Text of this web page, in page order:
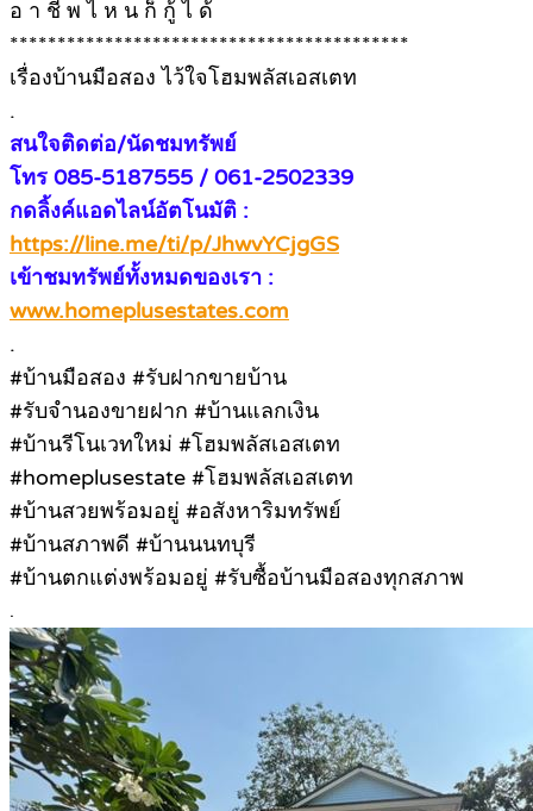
อ า ชี พ ไ ห น ก็ กู้ ไ ด้
******************************************
เรื่องบ้านมือสอง ไว้ใจโฮมพลัสเอสเตท
.
สนใจติดต่อ/นัดชมทรัพย์
โทร 085-5187555 / 061-2502339
กดลิ้งค์แอดไลน์อัตโนมัติ :
https://line.me/ti/p/JhwvYCjgGS
เข้าชมทรัพย์ทั้งหมดของเรา :
www.homeplusestates.com
.
#บ้านมือสอง #รับฝากขายบ้าน
#รับจำนองขายฝาก #บ้านแลกเงิน
#บ้านรีโนเวทใหม่ #โฮมพลัสเอสเตท
#homeplusestate #โฮมพลัสเอสเตท
#บ้านสวยพร้อมอยู่ #อสังหาริมทรัพย์
#บ้านสภาพดี #บ้านนนทบุรี
#บ้านตกแต่งพร้อมอยู่ #รับซื้อบ้านมือสองทุกสภาพ
.